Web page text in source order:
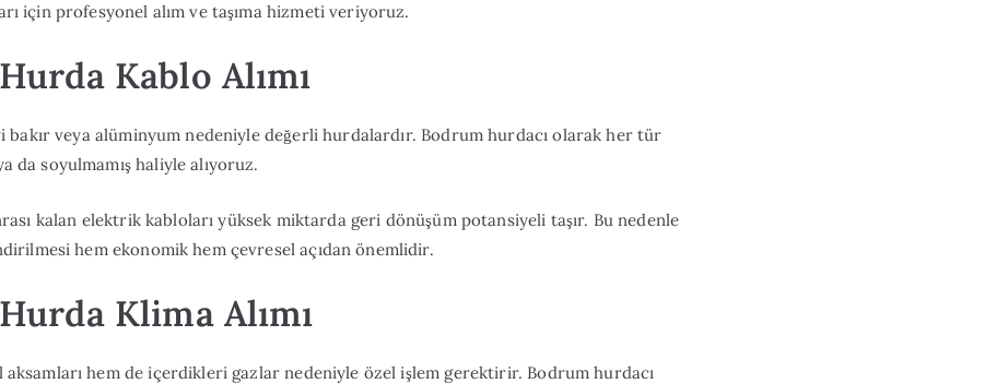
için profesyonel alım ve taşıma hizmeti veriyoruz.
Kablo Alımı
veya alüminyum nedeniyle değerli hurdalardır. Bodrum hurdacı olarak her tür
da soyulmamış haliyle alıyoruz.
kalan elektrik kabloları yüksek miktarda geri dönüşüm potansiyeli taşır. Bu nedenle
hem ekonomik hem çevresel açıdan önemlidir.
Klima Alımı
aksamları hem de içerdikleri gazlar nedeniyle özel işlem gerektirir. Bodrum hurdacı